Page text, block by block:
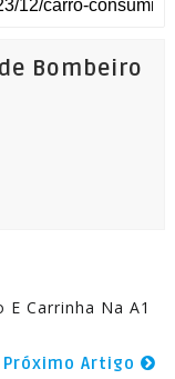
Bombeiro
Carrinha Na A1
Próximo Artigo